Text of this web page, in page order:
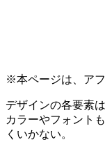
※本ページは、ア
デザインの各要素
カラーやフォント
くいかない。